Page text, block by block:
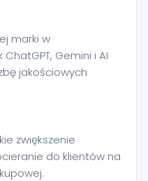
marki w
Gemini i AI
jakościowych
zwiększenie
do klientów na